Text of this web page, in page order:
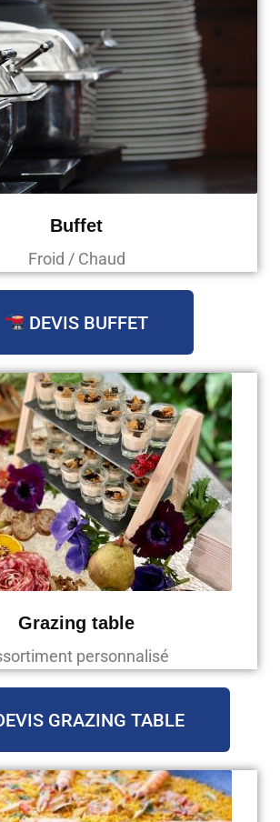
Buffet
Froid / Chaud
DEVIS BUFFET
Grazing table
personnalisé
GRAZING TABLE